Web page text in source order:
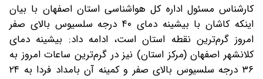
کارشناس مسئول اداره کل هواشناسی استان اصفهان با بیان
اینکه کاشان با بیشینه دمای ۴۰ درجه سلسیوس بالای صفر
امروز گرم‌ترین نقطه استان است، ادامه داد: بیشینه دمای
کلانشهر اصفهان (مرکز استان) نیز در گرم‌ترین ساعات امروز به
۳۶ درجه سلسیوس بالای صفر و کمینه آن بامداد فردا به ۲۴